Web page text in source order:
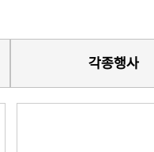
각종행사